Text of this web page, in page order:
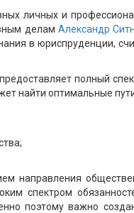
личных и
делам Александр
в юриспруденции,
полный
найти оптимальные
направления
спектром
поэтому важно